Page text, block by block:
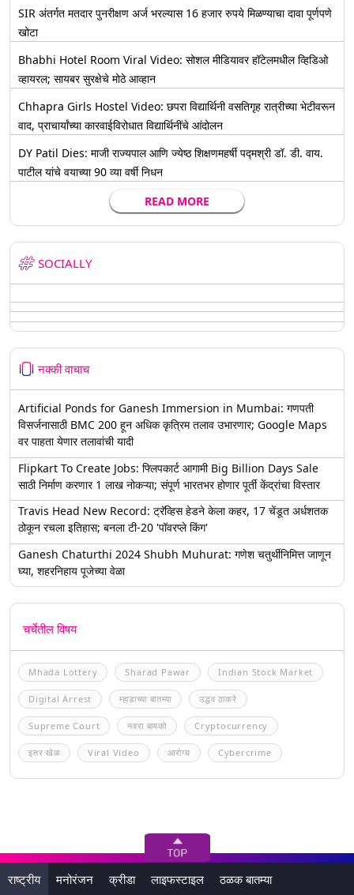
SIR अंतर्गत मतदार पुनरीक्षण अर्ज भरल्यास 16 हजार रुपये मिळण्याचा दावा पूर्णपणे
खोटा
Bhabhi Hotel Room Viral Video: सोशल मीडियावर हॉटेलमधील व्हिडिओ
व्हायरल; सायबर सुरक्षेचे मोठे आव्हान
Chhapra Girls Hostel Video: छपरा विद्यार्थिनी वसतिगृह रात्रीच्या भेटीवरून
वाद, प्राचार्यांच्या कारवाईविरोधात विद्यार्थिनींचे आंदोलन
DY Patil Dies: माजी राज्यपाल आणि ज्येष्ठ शिक्षणमहर्षी पद्मश्री डॉ. डी. वाय.
पाटील यांचे वयाच्या 90 व्या वर्षी निधन
READ MORE
SOCIALLY
नक्की वाचाच
Artificial Ponds for Ganesh Immersion in Mumbai: गणपती
विसर्जनासाठी BMC 200 हून अधिक कृत्रिम तलाव उभारणार; Google Maps
वर पाहता येणार तलावांची यादी
Flipkart To Create Jobs: फ्लिपकार्ट आगामी Big Billion Days Sale
साठी निर्माण करणार 1 लाख नोकऱ्या; संपूर्ण भारतभर होणार पूर्ती केंद्रांचा विस्तार
Travis Head New Record: ट्रॅव्हिस हेडने केला कहर, 17 चेंडूत अर्धशतक
ठोकून रचला इतिहास; बनला टी-20 'पॉवरप्ले किंग'
Ganesh Chaturthi 2024 Shubh Muhurat: गणेश चतुर्थीनिमित्त जाणून
घ्या, शहरनिहाय पूजेच्या वेळा
चर्चेतील विषय
Mhada Lottery Sharad Pawar Indian Stock Market
Digital Arrest म्हाडाच्या बातम्या उद्धव ठाकरे
Supreme Court नवरा बायको Cryptocurrency
इतर खेळ Viral Video आरोग्य Cybercrime
राष्ट्रीय मनोरंजन क्रीडा लाइफस्टाइल ठळक बातम्या